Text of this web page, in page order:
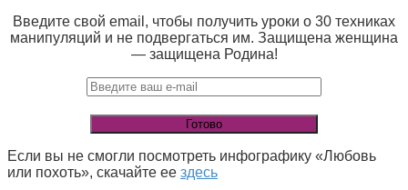
Введите свой email, чтобы получить уроки о 30 техниках
манипуляций и не подвергаться им. Защищена женщина
— защищена Родина!
Если вы не смогли посмотреть инфографику «Любовь
или похоть», скачайте ее здесь